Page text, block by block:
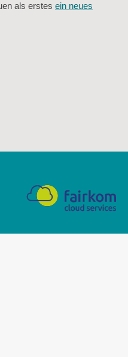
als erstes ein neues